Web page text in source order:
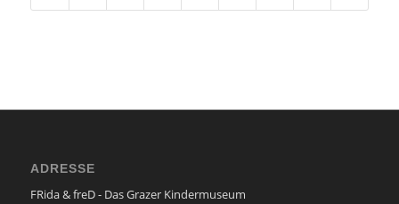
ADRESSE
FRida & freD - Das Grazer Kindermuseum